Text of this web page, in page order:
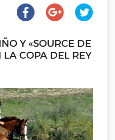
Y «SOURCE DE
COPA DEL REY